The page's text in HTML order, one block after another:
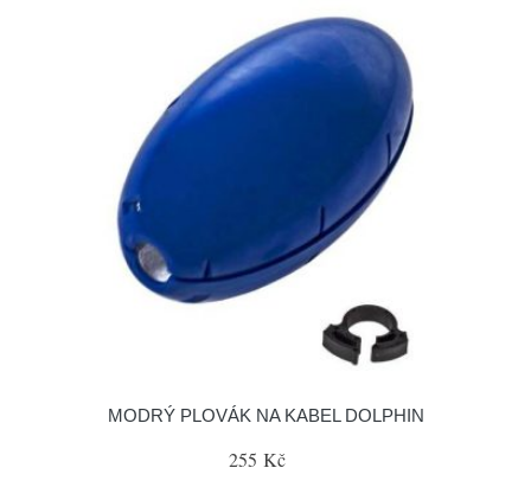
MODRÝ PLOVÁK NA KABEL DOLPHIN
255 Kč